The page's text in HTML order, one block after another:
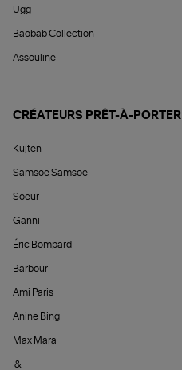
Ugg
Baobab Collection
Assouline
CRÉATEURS PRÊT-À-PORTER
Kujten
Samsoe Samsoe
Soeur
Ganni
Éric Bompard
Barbour
Ami Paris
Anine Bing
Max Mara
&